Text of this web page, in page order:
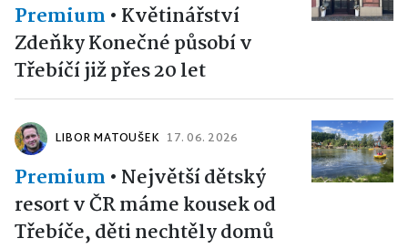
Premium • Květinářství
Zdeňky Konečné působí v
Třebíčí již přes 20 let
LIBOR MATOUŠEK 17. 06. 2026
Premium • Největší dětský
resort v ČR máme kousek od
Třebíče, děti nechtěly domů